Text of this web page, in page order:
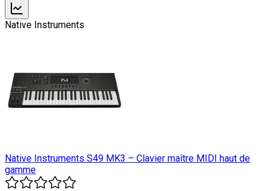
Native Instruments
Native Instruments S49 MK3 – Clavier maître MIDI haut de
gamme